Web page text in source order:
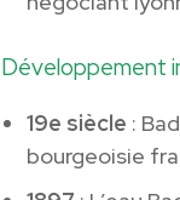
Développement
19e siècle :
bourgeoisie